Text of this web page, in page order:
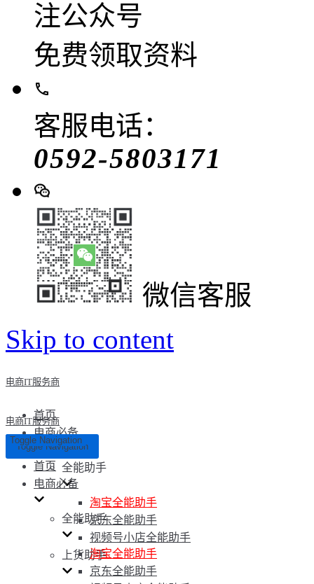
注公众号
免费领取资料
客服电话：
0592-5803171
微信客服
Skip to content
电商IT服务商
首页
电商必备
全能助手
淘宝全能助手
京东全能助手
视频号小店全能助手
上货助手
电商IT服务商
Toggle Navigation
Toggle Navigation
首页
电商必备
全能助手
淘宝全能助手
京东全能助手